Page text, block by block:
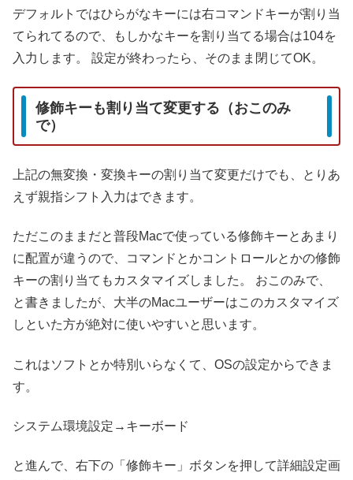
デフォルトではひらがなキーには右コマンドキーが割り当
てられてるので、もしかなキーを割り当てる場合は104を
入力します。
設定が終わったら、そのまま閉じてOK。
修飾キーも割り当て変更する（おこのみ
で）
上記の無変換・変換キーの割り当て変更だけでも、とりあ
えず親指シフト入力はできます。
ただこのままだと普段Macで使っている修飾キーとあまり
に配置が違うので、コマンドとかコントロールとかの修飾
キーの割り当てもカスタマイズしました。
おこのみで、
と書きましたが、大半のMacユーザーはこのカスタマイズ
しといた方が絶対に使いやすいと思います。
これはソフトとか特別いらなくて、OSの設定からできま
す。
システム環境設定→キーボード
と進んで、右下の「修飾キー」ボタンを押して詳細設定画